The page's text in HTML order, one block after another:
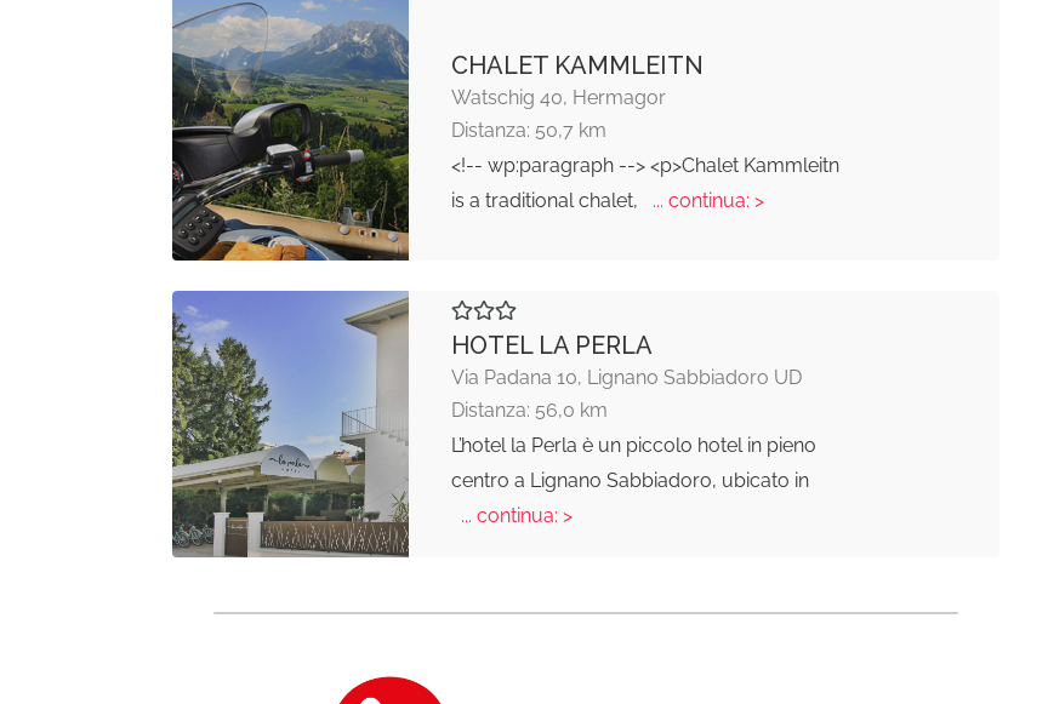
CHALET KAMMLEITN
Watschig 40, Hermagor
Distanza: 50,7 km
<!-- wp:paragraph --> <p>Chalet Kammleitn
is a traditional chalet,
... continua: >
HOTEL LA PERLA
Via Padana 10, Lignano Sabbiadoro UD
Distanza: 56,0 km
L’hotel la Perla è un piccolo hotel in pieno
centro a Lignano Sabbiadoro, ubicato in
... continua: >